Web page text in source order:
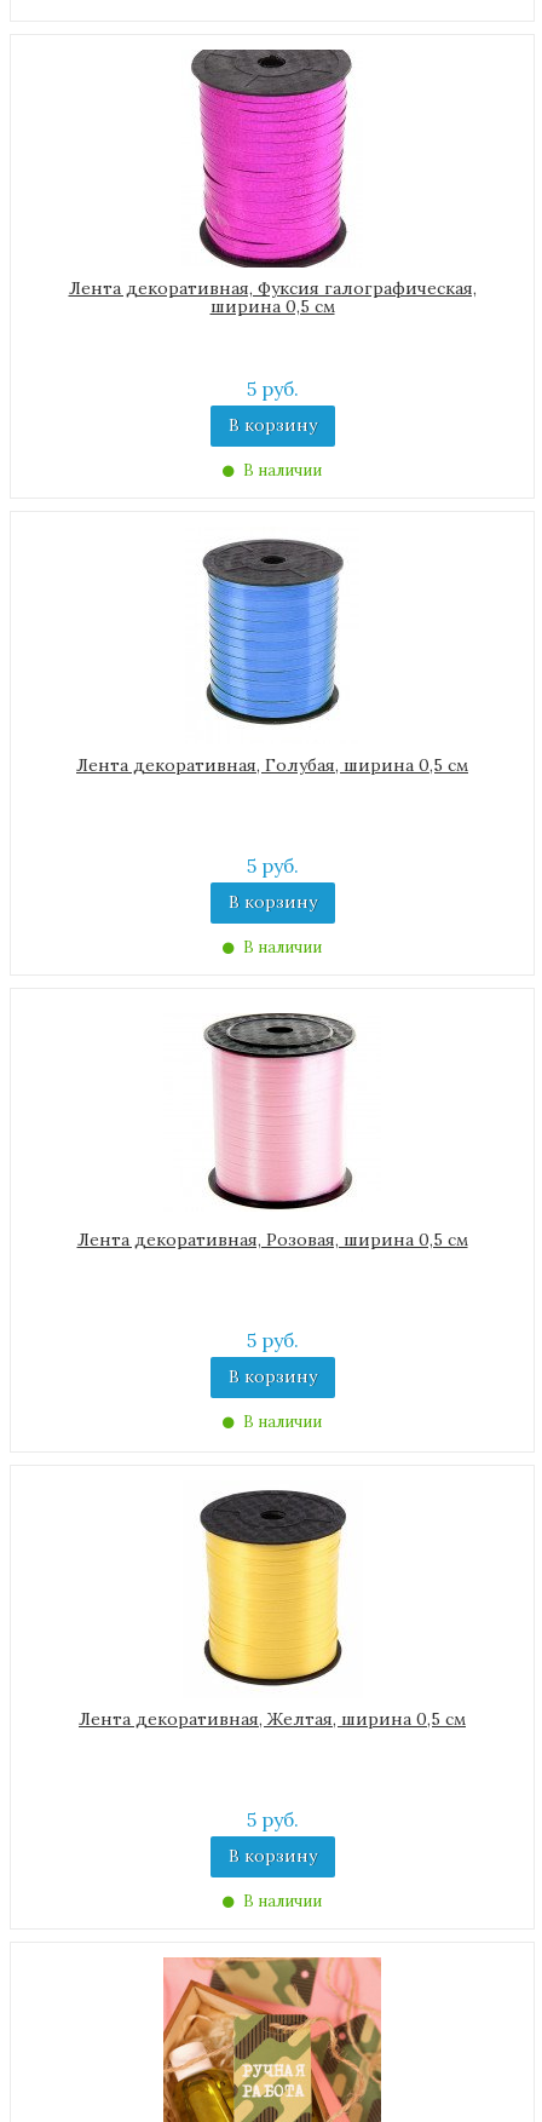
Лента декоративная, Фуксия галографическая,
ширина 0,5 см
5 руб.
В корзину
В наличии
Лента декоративная, Голубая, ширина 0,5 см
5 руб.
В корзину
В наличии
Лента декоративная, Розовая, ширина 0,5 см
5 руб.
В корзину
В наличии
Лента декоративная, Желтая, ширина 0,5 см
5 руб.
В корзину
В наличии